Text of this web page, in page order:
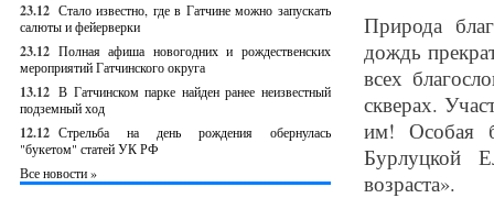
23.12 Стало известно, где в Гатчине можно запускать
салюты и фейерверки
23.12 Полная афиша новогодних и рождественских
мероприятий Гатчинского округа
13.12 В Гатчинском парке найден ранее неизвестный
подземный ход
12.12 Стрельба на день рождения обернулась
"букетом" статей УК РФ
Все новости »
Природа
дождь
всех
скверах.
им! Особая
Бурлуцкой
возраста».